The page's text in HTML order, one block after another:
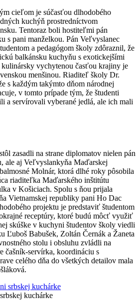
cieľom je súčasťou dlhodobého
kuchýň prostredníctvom
Tentoraz boli hostiteľmi pán
s pani manželkou. Pán Veľvyslanec
a pedagógom školy zdôraznil, že
balkánsku kuchyňu s exotickejšími
vychytenou časťou krajiny je
menšinou. Riaditeľ školy Dr.
s každým takýmto dňom národnej
v tomto prípade tým, že študenti
a servírovali vyberané jedlá, ale ich mali
zasadli na strane diplomatov nielen pán
ale aj Veľvyslankyňa Maďarskej
Molnár, ktorá dlhé roky pôsobila
riaditeľka Maďarského inštitútu
v Košiciach. Spolu s ňou prijala
Vietnamskej republiky pani Ho Dac
projektu je predstaviť študentom
receptúry, ktoré budú môcť využiť
skúške v kuchyni študentov školy viedli
Ľuboš Babušek, Zoltán Černák a Žaneta
stolu i obsluhu zvládli na
čašník-servírka, koordináciu s
celého dňa do všetkých detailov mala
kuchárke